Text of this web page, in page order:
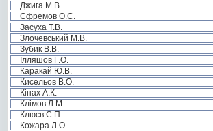
Джига М.В.
Єфремов О.С.
Засуха Т.В.
Злочевський М.В.
Зубик В.В.
Ілляшов Г.О.
Каракай Ю.В.
Кисельов В.О.
Кінах А.К.
Клімов Л.М.
Клюєв С.П.
Кожара Л.О.